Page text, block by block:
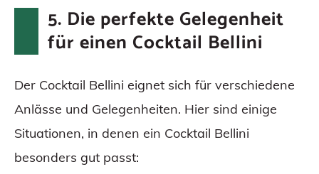
5. Die perfekte Gelegenheit
für einen Cocktail Bellini
Der Cocktail Bellini eignet sich für verschiedene
Anlässe und Gelegenheiten. Hier sind einige
Situationen, in denen ein Cocktail Bellini
besonders gut passt: